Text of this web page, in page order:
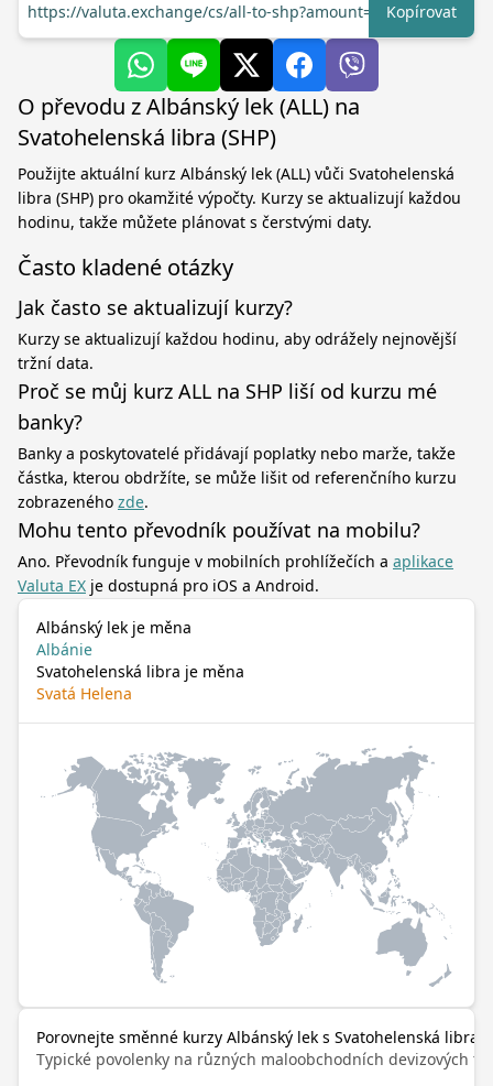
https://valuta.exchange/cs/all-to-shp?amount=1
Kopírovat
O převodu z Albánský lek (ALL) na
Svatohelenská libra (SHP)
Použijte aktuální kurz Albánský lek (ALL) vůči Svatohelenská
libra (SHP) pro okamžité výpočty. Kurzy se aktualizují každou
hodinu, takže můžete plánovat s čerstvými daty.
Často kladené otázky
Jak často se aktualizují kurzy?
Kurzy se aktualizují každou hodinu, aby odrážely nejnovější
tržní data.
Proč se můj kurz ALL na SHP liší od kurzu mé
banky?
Banky a poskytovatelé přidávají poplatky nebo marže, takže
částka, kterou obdržíte, se může lišit od referenčního kurzu
zobrazeného zde.
Mohu tento převodník používat na mobilu?
Ano. Převodník funguje v mobilních prohlížečích a aplikace
Valuta EX je dostupná pro iOS a Android.
Albánský lek je měna
Albánie
Svatohelenská libra je měna
Svatá Helena
Porovnejte směnné kurzy Albánský lek s Svatohelenská libra
Typické povolenky na různých maloobchodních devizových